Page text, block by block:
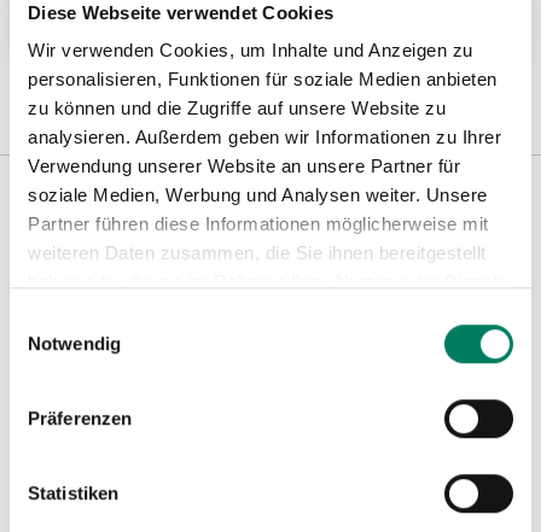
Diese Webseite verwendet Cookies
Wir verwenden Cookies, um Inhalte und Anzeigen zu
personalisieren, Funktionen für soziale Medien anbieten
zu können und die Zugriffe auf unsere Website zu
analysieren. Außerdem geben wir Informationen zu Ihrer
Verwendung unserer Website an unsere Partner für
soziale Medien, Werbung und Analysen weiter. Unsere
Partner führen diese Informationen möglicherweise mit
weiteren Daten zusammen, die Sie ihnen bereitgestellt
Notwendig
Präferenzen
Statistiken
Weitere Informationen
Weitere Informationen